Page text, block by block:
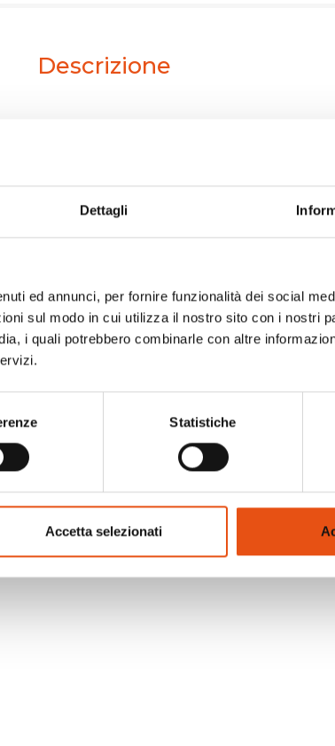
Dettagli
ed annunci, per fornire funzionalità dei social
sul modo in cui utilizza il nostro sito con i nostri
i quali potrebbero combinarle con altre
Statistiche
Accetta selezionati
Descrizione
di
|